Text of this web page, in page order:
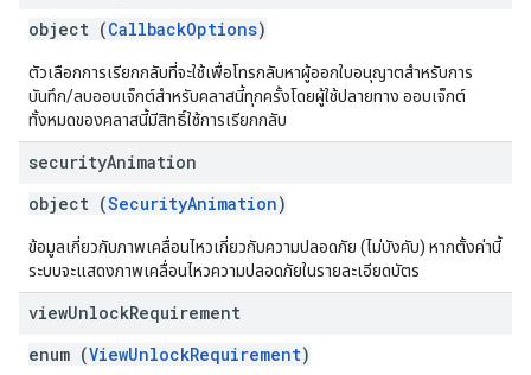
object (CallbackOptions)
ตัวเลือกการเรียกกลับที่จะใช้เพื่อโทรกลับหาผู้ออกใบอนุญาตสำหรับการ
บันทึก/ลบออบเจ็กต์สำหรับคลาสนี้ทุกครั้งโดยผู้ใช้ปลายทาง ออบเจ็กต์
ทั้งหมดของคลาสนี้มีสิทธิ์ใช้การเรียกกลับ
securityAnimation
object (SecurityAnimation)
ข้อมูลเกี่ยวกับภาพเคลื่อนไหวเกี่ยวกับความปลอดภัย (ไม่บังคับ) หากตั้งค่านี้
ระบบจะแสดงภาพเคลื่อนไหวความปลอดภัยในรายละเอียดบัตร
viewUnlockRequirement
enum (ViewUnlockRequirement)